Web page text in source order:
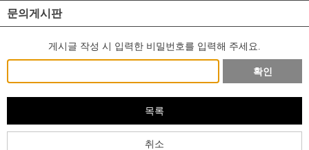
문의게시판
게시글 작성 시 입력한 비밀번호를 입력해 주세요.
확인
목록
취소